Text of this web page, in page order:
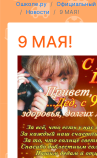
Ошколе.ру
Новости
9 МАЯ!
9 МАЯ!